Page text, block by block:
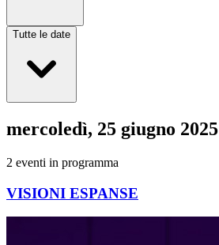
Tutte le date
mercoledì, 25 giugno 2025
2 eventi in programma
VISIONI ESPANSE